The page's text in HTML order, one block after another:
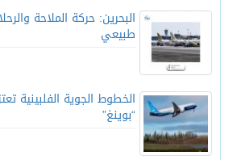
البحرين: حركة الملاحة
طبيعي
“بوينغ”